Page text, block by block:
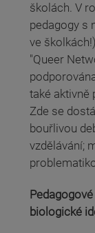
školách. V
pedagogy s
(odkaz je externí)
ve
"Queer
také aktivně
Zde se
bouřlivou
vzdělávání;
biologické